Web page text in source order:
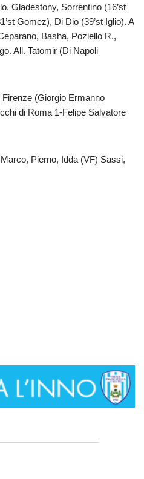
Gladestony, Sorrentino (16’st
Gomez), Di Dio (39’st Iglio). A
Basha, Poziello R.,
All. Tatomir (Di Napoli
(Giorgio Ermanno
di Roma 1-Felipe Salvatore
Pierno, Idda (VF) Sassi,